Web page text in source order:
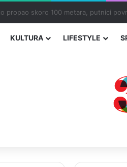
i Kojović traže poseban
KULTURA LIFESTYLE